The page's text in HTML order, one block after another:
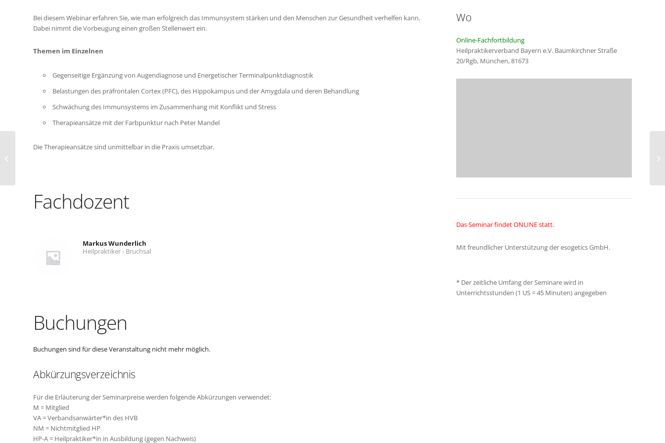
Bei diesem Webinar erfahren Sie, wie man erfolgreich das Immunsystem stärken und den Menschen zur Gesundheit verhelfen kann.
Dabei nimmt die Vorbeugung einen großen Stellenwert ein.
Themen im Einzelnen
Gegenseitige Ergänzung von Augendiagnose und Energetischer Terminalpunktdiagnostik
Belastungen des präfrontalen Cortex (PFC), des Hippokampus und der Amygdala und deren Behandlung
Schwächung des Immunsystems im Zusammenhang mit Konflikt und Stress
Therapieansätze mit der Farbpunktur nach Peter Mandel
Die Therapieansätze sind unmittelbar in die Praxis umsetzbar.
Fachdozent
Markus Wunderlich
Heilpraktiker - Bruchsal
Wo
Online-Fachfortbildung
Heilpraktikerverband Bayern e.V. Baumkirchner Straße
20/Rgb, München, 81673
Das Seminar findet ONLINE statt.
Mit freundlicher Unterstützung der esogetics GmbH.
* Der zeitliche Umfang der Seminare wird in
Unterrichtsstunden (1 US = 45 Minuten) angegeben
Buchungen
Buchungen sind für diese Veranstaltung nicht mehr möglich.
Abkürzungsverzeichnis
Für die Erläuterung der Seminarpreise werden folgende Abkürzungen verwendet:
M = Mitglied
VA = Verbandsanwärter*in des HVB
NM = Nichtmitglied HP
HP-A = Heilpraktiker*in in Ausbildung (gegen Nachweis)
Schmerztherapie in der